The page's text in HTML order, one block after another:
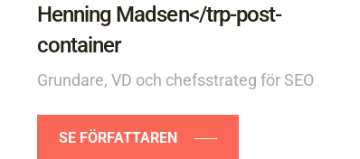
Henning Madsen</trp-post-
container
Grundare, VD och chefsstrateg för SEO
SE FÖRFATTAREN